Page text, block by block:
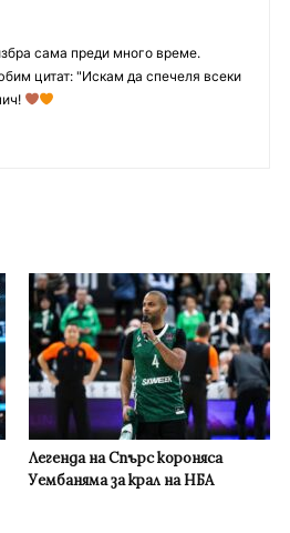
сама преди много време.
цитат: "Искам да спечеля всеки
Легенда на Спърс короняса
Уембаняма за крал на НБА